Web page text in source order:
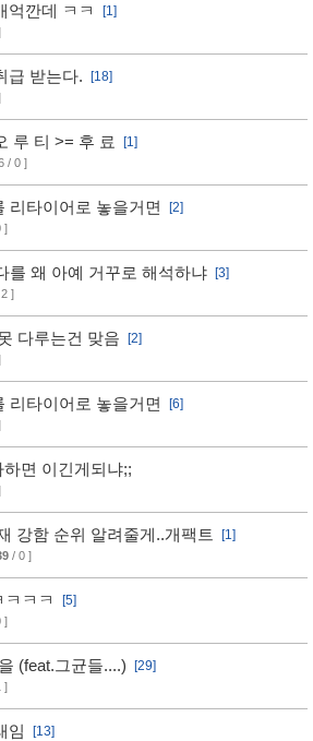
억깐데 ㅋㅋ
[1]
급 받는다.
[18]
루 티 >= 후 료
[1]
/ 0 ]
리타이어로 놓을거면
[2]
]
를 왜 아예 거꾸로 해석하냐
[3]
]
다루는건 맞음
[2]
리타이어로 놓을거면
[6]
면 이긴게되냐;;
강함 순위 알려줄게..개팩트
[1]
/ 0 ]
ㅋㅋ
[5]
]
(feat.그균들....)
[29]
]
임 [13]